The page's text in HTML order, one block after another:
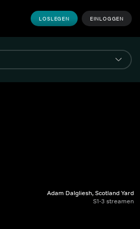
LOSLEGEN EINLOGGEN
Adam Dalgliesh, Scotland Yard
S1-3 streamen